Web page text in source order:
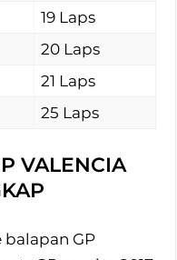
19 Laps
20 Laps
21 Laps
25 Laps
VALENCIA
balapan GP